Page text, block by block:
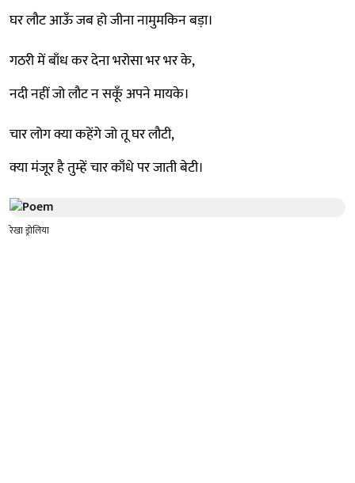
घर लौट आऊँ जब हो जीना नामुमकिन बड़ा।
गठरी में बाँध कर देना भरोसा भर भर के,
नदी नहीं जो लौट न सकूँ अपने मायके।
चार लोग क्या कहेंगे जो तू घर लौटी,
क्या मंजूर है तुम्हें चार काँधे पर जाती बेटी।
रेखा ड्रोलिया